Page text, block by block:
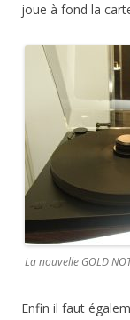
joue à fond la
La nouvelle GOLD
Enfin il faut